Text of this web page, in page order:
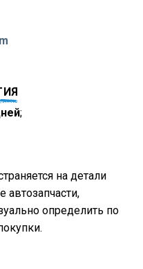
;
на детали
автозапчасти,
определить по